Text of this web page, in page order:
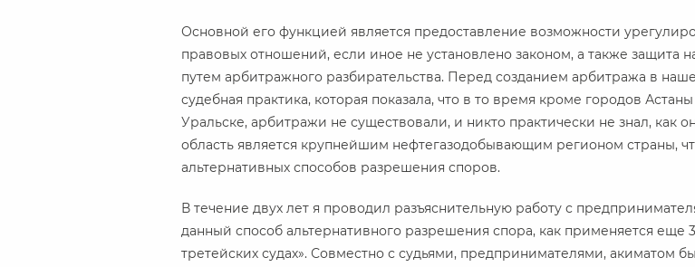
Основной его функцией является предоставление возможности
правовых отношений, если иное не установлено законом, а также
путем арбитражного разбирательства. Перед созданием арбитража в
судебная практика, которая показала, что в то время кроме городов
Уральске, арбитражи не существовали, и никто практически не знал, как
область является крупнейшим нефтегазодобывающим регионом страны,
альтернативных способов разрешения споров.
В течение двух лет я проводил разъяснительную работу с
данный способ альтернативного разрешения спора, как применяется
третейских судах». Совместно с судьями, предпринимателями, акиматом